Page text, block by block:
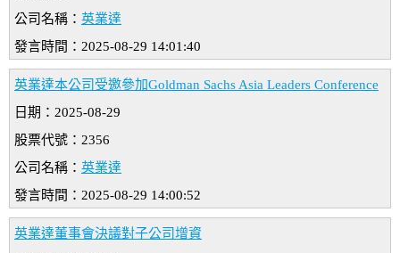
公司名稱： 英業達
發言時間：2025-08-29 14:01:40
英業達本公司受邀參加Goldman Sachs Asia Leaders Conference
日期：2025-08-29
股票代號：2356
公司名稱： 英業達
發言時間：2025-08-29 14:00:52
英業達董事會決議對子公司增資